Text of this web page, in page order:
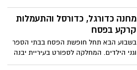
בתפקידו וכעת הוא מסכם עונה בראיון
ליבניתון. עונה מוצלחת מבחינתו שהסתיימה
באליפות לילדים א' וגם הישג מרשים בדמות
סיבוב שלם ללא הפסד עם קבוצת הנוער
מחנה כדורגל, כדורסל והתעמלות
קרקע בפסח
בשבוע הבא תחל חופשת הפסח בבתי הספר
וגני הילדים. המחלקה לספורט בעיריית יבנה
תקיים מחנה כדורגל, כדורסל והתעמלות